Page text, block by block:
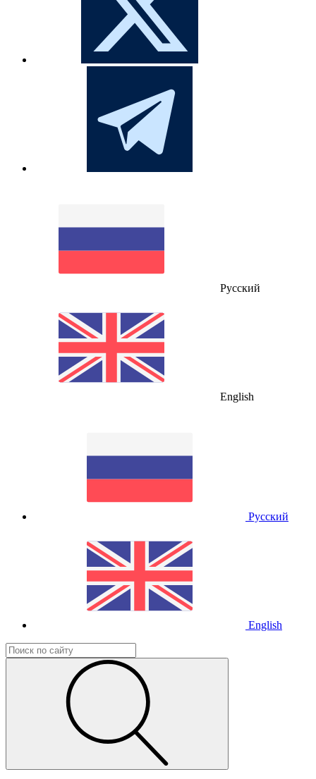
Русский
English
Русский
English